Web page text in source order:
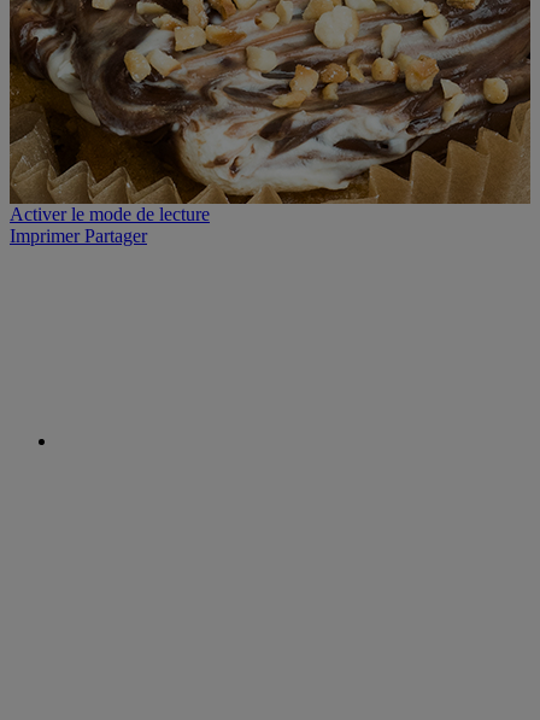
Activer le mode de lecture
Imprimer Partager